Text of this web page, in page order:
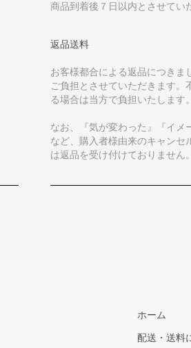
商品到着後７日以内とさせてい
返品送料
お客様都合による返品につきま
ご負担とさせていただきます。
る場合は当方で負担いたします。
なお、『気が変わった』『イメ
など、購入者様由来のキャンセ
は返品を受け付けておりません。
ホーム
配送・送料